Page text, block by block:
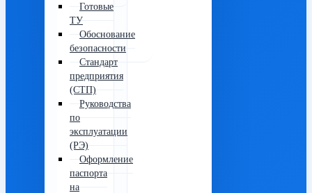
Готовые
ТУ
Обоснование
безопасности
Стандарт
предприятия
(СТП)
Руководства
по
эксплуатации
(РЭ)
Оформление
паспорта
на